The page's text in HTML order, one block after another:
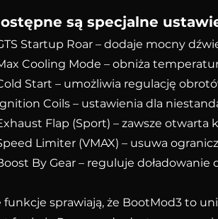
są specjalne
Startup Roar – dodaje mocny
Cooling Mode – obniża
Start – umożliwia regulację
Coils – ustawienia dla
Flap (Sport) – zawsze otwarta
Limiter (VMAX) – usuwa
By Gear – reguluje
funkcje sprawiają, że BootMod3 to